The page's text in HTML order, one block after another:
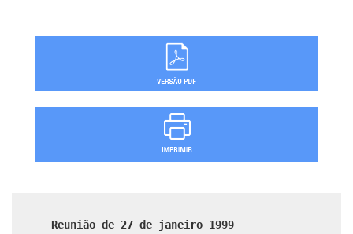
Reunião de 27 de janeiro 1999